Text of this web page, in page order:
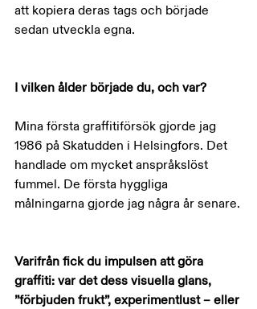
att kopiera deras tags och började
sedan utveckla egna.
I vilken ålder började du, och var?
Mina första graffitiförsök gjorde jag
1986 på Skatudden i Helsingfors. Det
handlade om mycket anspråkslöst
fummel. De första hyggliga
målningarna gjorde jag några år senare.
Varifrån fick du impulsen att göra
graffiti: var det dess visuella glans,
”förbjuden frukt”, experimentlust – eller